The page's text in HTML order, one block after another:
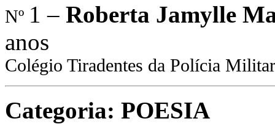
Nº 1 – Roberta Jamylle
anos
Colégio Tiradentes da Polícia
Categoria: POESIA